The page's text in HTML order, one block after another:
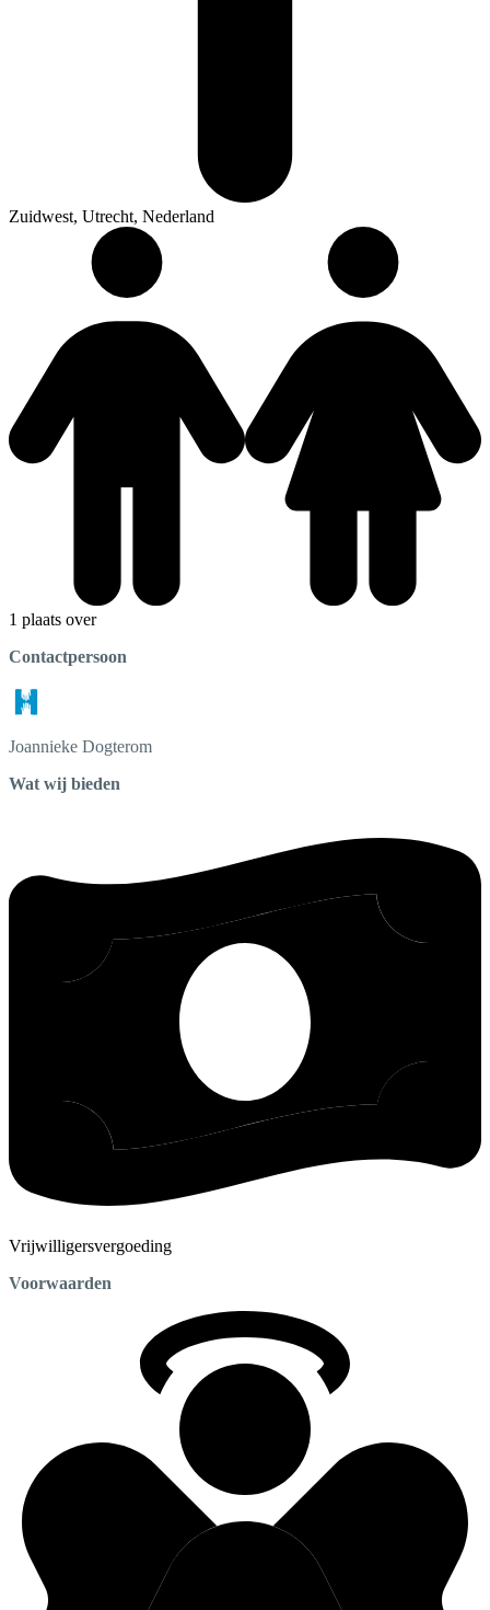
Zuidwest, Utrecht, Nederland
1 plaats over
Contactpersoon
Joannieke Dogterom
Wat wij bieden
Vrijwilligersvergoeding
Voorwaarden